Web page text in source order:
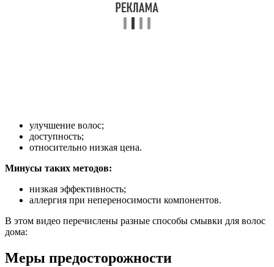
улучшение волос;
доступность;
относительно низкая цена.
Минусы таких методов:
низкая эффективность;
аллергия при непереносимости компонентов.
В этом видео перечислены разные способы смывки для волос
дома:
Меры предосторожности